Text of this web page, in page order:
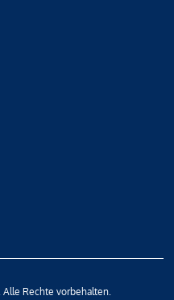
Rechte vorbehalten.